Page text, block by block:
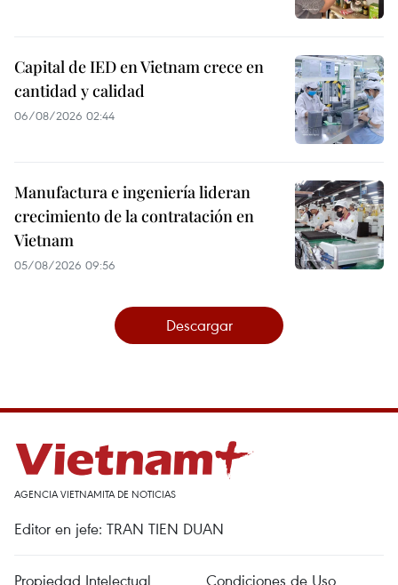
Capital de IED en Vietnam crece en
cantidad y calidad
06/08/2026 02:44
Manufactura e ingeniería lideran
crecimiento de la contratación en
Vietnam
05/08/2026 09:56
Descargar
AGENCIA VIETNAMITA DE NOTICIAS
Editor en jefe: TRAN TIEN DUAN
Propiedad Intelectual Condiciones de Uso